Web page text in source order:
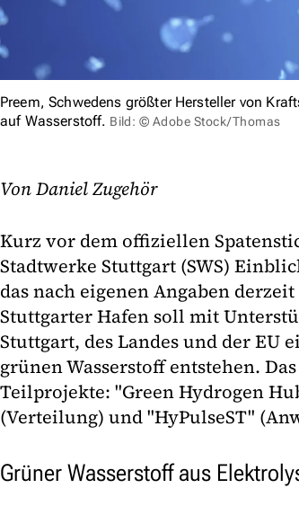
Preem, Schwedens größter Hersteller von
auf Wasserstoff. Bild: © Adobe Stock/Thomas
Von Daniel Zugehör
Kurz vor dem offiziellen
Stadtwerke Stuttgart (SWS)
das nach eigenen Angaben
Stuttgarter Hafen soll mit
Stuttgart, des Landes und der EU
grünen Wasserstoff entstehen.
Teilprojekte: "Green Hydrogen
(Verteilung) und "HyPulseST"
Grüner Wasserstoff aus